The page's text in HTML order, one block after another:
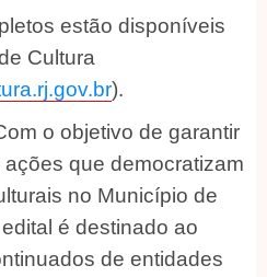
estão disponíveis
Cultura
).
o objetivo de garantir
que democratizam
no Município de
é destinado ao
de entidades